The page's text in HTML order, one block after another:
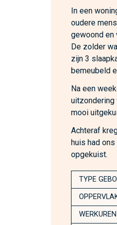
In een
oudere
gewoond en
De zolder
zijn 3
bemeubeld
Na een
uitzondering
mooi
Achteraf
huis had
opgekuist.
TYPE
WERKUREN